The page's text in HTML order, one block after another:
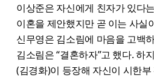
이상준은 자신에게 친자가 있다
이혼을 제안했지만 곧 이는 사실
신무영은 김소림에 마음을 고백
김소림은 “결혼하자”고 했다. 하
(김경화)이 등장해 자신이 시한